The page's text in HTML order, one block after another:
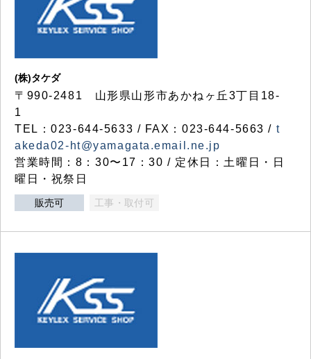
(株)タケダ
〒990-2481 山形県山形市あかねヶ丘3丁目18-
1
TEL：023-644-5633 / FAX：023-644-5663 / t
akeda02-ht@yamagata.email.ne.jp
営業時間：8：30〜17：30 / 定休日：土曜日・日
曜日・祝祭日
販売可 工事・取付可